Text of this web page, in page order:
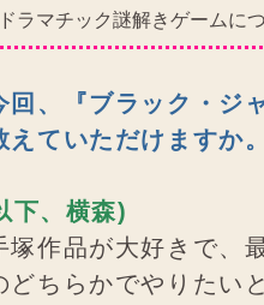
ラマチック謎解きゲームに
、『ブラック・ジ
えていただけますか
下、横森)
塚作品が大好きで、
どちらかでやりたい